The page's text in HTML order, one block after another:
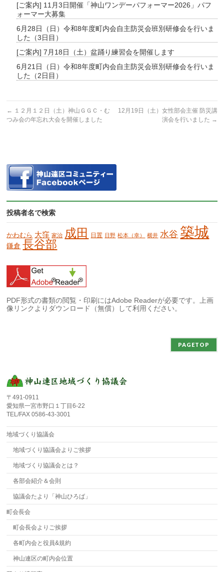
[ご案内] 11月3日開催「神山ワンデーパフォーマー2026」パフ
ォーマー大募集
6月28日（日）令和8年度町内会自主防災会班別研修会を行いま
した（3日目）
[ご案内] 7月18日（土）盆踊り練習会を開催します
6月21日（日）令和8年度町内会自主防災会班別研修会を行いま
した（2日目）
← １２月１２日（土）神山ＧＧＣ・む
つみ会の年忘れ大会を開催しました
12月19日（土）女性部会主催 防災講
演会を行いました →
投稿者名で検索
かわむら 大窪 家治 成田 日置 日野 松本（幸） 横井 水谷 築城
鎌倉 長谷部
PDF形式の書類の閲覧・印刷にはAdobe Readerが必要です。上画
像リンクよりダウンロード（無償）して利用ください。
PAGETOP
〒491-0911
愛知県一宮市野口１丁目6-22
TEL/FAX 0586-43-3001
地域づくり協議会
地域づくり協議会よりご挨拶
地域づくり協議会とは？
各部会紹介＆会則
協議会たより「神山ひろば」
町会長会
町会長会よりご挨拶
各町内会と役員&規約
神山連区の町内会位置